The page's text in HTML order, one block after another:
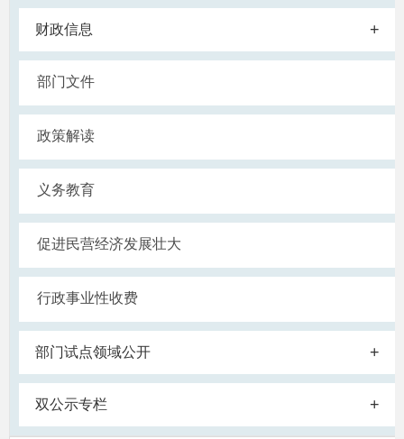
财政信息 +
部门文件
政策解读
义务教育
促进民营经济发展壮大
行政事业性收费
部门试点领域公开 +
双公示专栏 +